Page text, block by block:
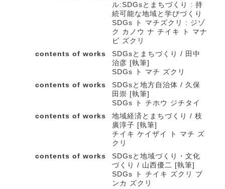
ル:SDGsとまちづくり : 持
続可能な地域と学びづくり
SDGs ト マチズクリ : ジゾ
ク カノウ ナ チイキ ト マナ
ビ ズクリ
contents of works
SDGsとまちづくり / 田中
治彦 [執筆]
SDGs ト マチ ズクリ
contents of works
SDGsと地方自治体 / 久保
田崇 [執筆]
SDGs ト チホウ ジチタイ
contents of works
地域経済とまちづくり / 枝
廣淳子 [執筆]
チイキ ケイザイ ト マチ ズ
クリ
contents of works
SDGsと地域づくり・文化
づくり / 山西優二 [執筆]
SDGs ト チイキ ズクリ ブ
ンカ ズクリ